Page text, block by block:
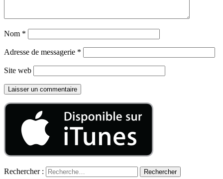
Nom *
Adresse de messagerie *
Site web
Rechercher :